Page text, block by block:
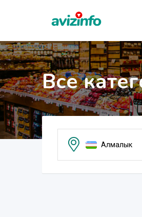
Все
Алмалык